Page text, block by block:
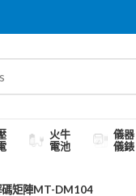
火牛
電池
儀器
儀錶
碼矩陣MT-DM104